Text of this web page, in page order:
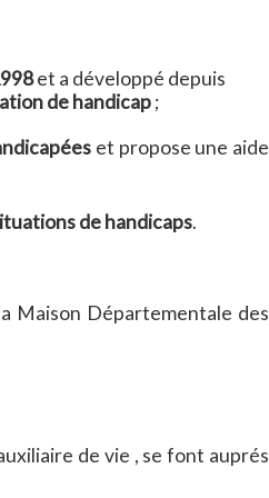
et a développé depuis
de handicap;
et propose une aide
de handicaps.
Maison Départementale des
de vie , se font auprés